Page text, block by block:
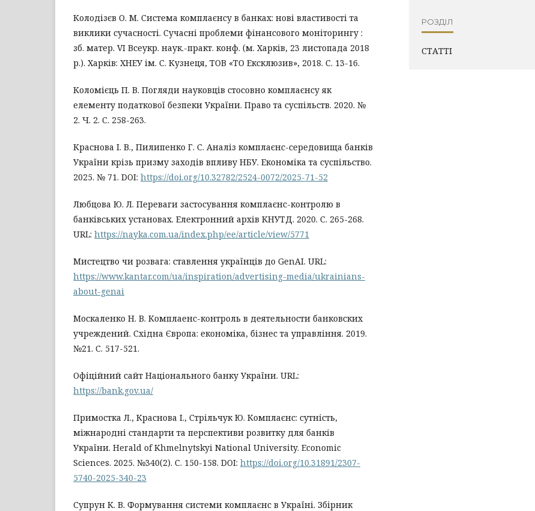
Колодізєв О. М. Система комплаєнсу в банках: нові властивості та
виклики сучасності. Сучасні проблеми фінансового моніторингу :
зб. матер. VI Всеукр. наук.-практ. конф. (м. Харків, 23 листопада 2018
р.). Харків: ХНЕУ ім. С. Кузнеця, ТОВ «ТО Ексклюзив», 2018. С. 13-16.
Коломієць П. В. Погляди науковців стосовно комплаєнсу як
елементу податкової безпеки України. Право та суспільств. 2020. №
2. Ч. 2. С. 258-263.
Краснова І. В., Пилипенко Г. С. Аналіз комплаєнс-середовища банків
України крізь призму заходів впливу НБУ. Економіка та суспільство.
2025. № 71. DOI: https://doi.org/10.32782/2524-0072/2025-71-52
Любцова Ю. Л. Переваги застосування комплаєнс-контролю в
банківських установах. Електронний архів КНУТД. 2020. С. 265-268.
URL: https://nayka.com.ua/index.php/ee/article/view/5771
Мистецтво чи розвага: ставлення українців до GenAI. URL:
https://www.kantar.com/ua/inspiration/advertising-media/ukrainians-
about-genai
Москаленко Н. В. Комплаенс-контроль в деятельности банковских
учреждений. Східна Європа: економіка, бізнес та управління. 2019.
№21. С. 517-521.
Офіційний сайт Національного банку України. URL:
https://bank.gov.ua/
Примостка Л., Краснова І., Стрільчук Ю. Комплаєнс: сутність,
міжнародні стандарти та перспективи розвитку для банків
України. Herald of Khmelnytskyi National University. Economic
Sciences. 2025. №340(2). С. 150-158. DOI: https://doi.org/10.31891/2307-
5740-2025-340-23
Супрун К. В. Формування системи комплаєнс в Україні. Збірник
РОЗДІЛ
СТАТТІ